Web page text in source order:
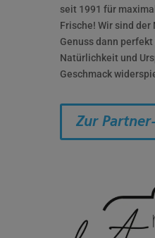
seit 1991 für
Frische!Wir sind der
Genuss dann perfekt
Natürlichkeit und
Geschmack
Zur